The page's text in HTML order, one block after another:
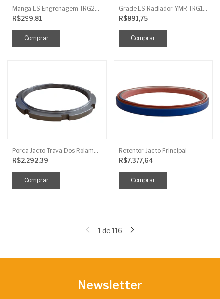
R$299,81
R$891,75
R$2.292,39
Retentor Jacto Principal
R$7.377,64
1 de 116
Newsletter